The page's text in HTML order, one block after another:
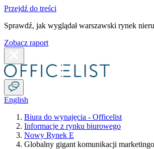
Przejdź do treści
Sprawdź, jak wyglądał warszawski rynek
Zobacz raport
English
Biura do wynajęcia - Officelist
Informacje z rynku biurowego
Nowy Rynek E
Globalny gigant komunikacji